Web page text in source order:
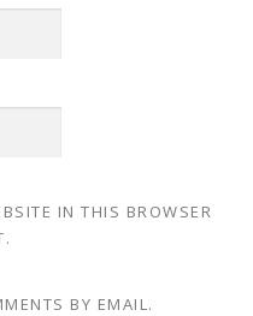
IN THIS BROWSER
BY EMAIL.